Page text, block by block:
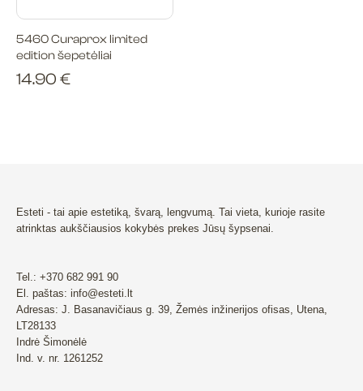
5460 Curaprox limited
edition šepetėliai
14.90 €
Esteti - tai apie estetiką, švarą, lengvumą. Tai vieta, kurioje rasite
atrinktas aukščiausios kokybės prekes Jūsų šypsenai.
Tel.: +370 682 991 90
El. paštas: info@esteti.lt
Adresas: J. Basanavičiaus g. 39, Žemės inžinerijos ofisas, Utena,
LT28133
Indrė Šimonėlė
Ind. v. nr. 1261252